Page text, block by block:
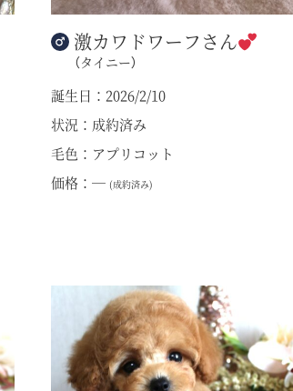
激カワドワーフさん
（タイニー）
誕生日：2026/2/10
状況：成約済み
毛色：アプリコット
価格：― (成約済み)